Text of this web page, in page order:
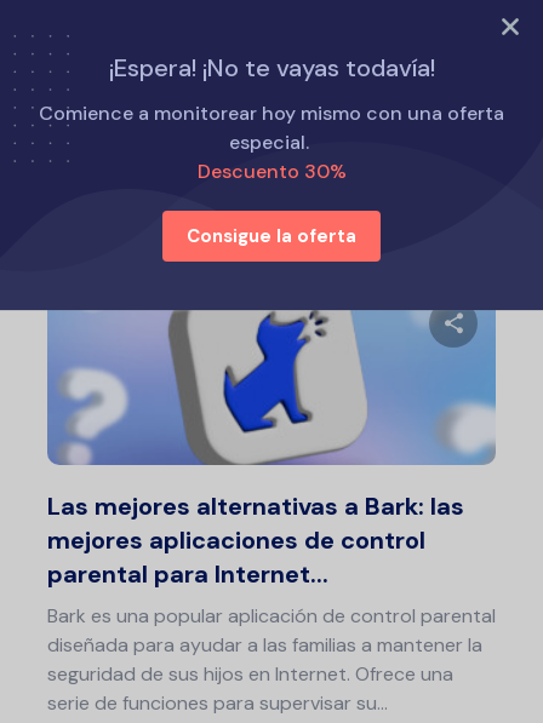
PRUEBA AHORA
¡Espera! ¡No te vayas todavía!
Comience a monitorear hoy mismo con una oferta
especial.
Descuento 30%
Consigue la oferta
Inicio Alternativas a Eyezy
Alternativas a Eyezy
Las mejores alternativas a Bark: las
mejores aplicaciones de control
parental para Internet...
Bark es una popular aplicación de control parental
diseñada para ayudar a las familias a mantener la
seguridad de sus hijos en Internet. Ofrece una
serie de funciones para supervisar su...